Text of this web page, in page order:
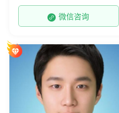
微信咨询